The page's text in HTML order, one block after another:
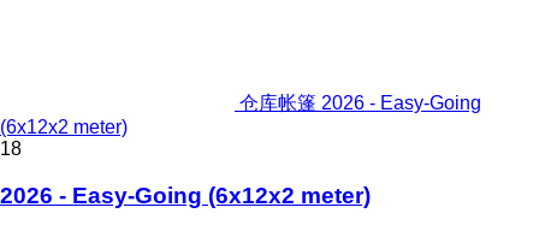
仓库帐篷 2026 - Easy-Going
(6x12x2 meter)
18
2026 - Easy-Going (6x12x2 meter)